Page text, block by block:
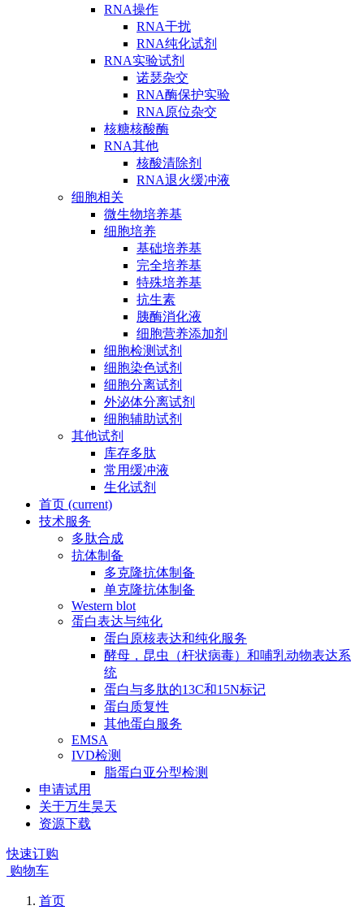
RNA操作
RNA干扰
RNA纯化试剂
RNA实验试剂
诺瑟杂交
RNA酶保护实验
RNA原位杂交
核糖核酸酶
RNA其他
核酸清除剂
RNA退火缓冲液
细胞相关
微生物培养基
细胞培养
基础培养基
完全培养基
特殊培养基
抗生素
胰酶消化液
细胞营养添加剂
细胞检测试剂
细胞染色试剂
细胞分离试剂
外泌体分离试剂
细胞辅助试剂
其他试剂
库存多肽
常用缓冲液
生化试剂
首页 (current)
技术服务
多肽合成
抗体制备
多克隆抗体制备
单克隆抗体制备
Western blot
蛋白表达与纯化
蛋白原核表达和纯化服务
酵母，昆虫（杆状病毒）和哺乳动物表达系
统
蛋白与多肽的13C和15N标记
蛋白质复性
其他蛋白服务
EMSA
IVD检测
脂蛋白亚分型检测
申请试用
关于万生昊天
资源下载
快速订购
购物车
首页